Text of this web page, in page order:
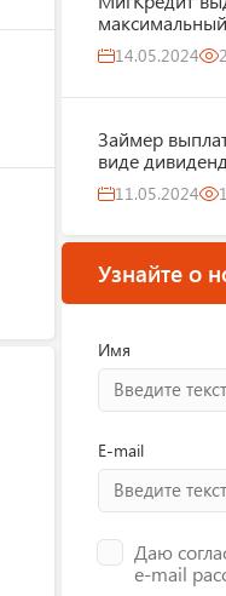
14.05.2024
Займер
виде
11.05.2024
Узнайте о
Имя
E-mail
Даю
e-mail